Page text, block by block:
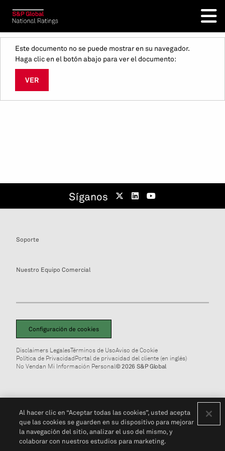
Este documento no se puede mostrar en su navegador.
Haga clic en el botón abajo para ver el documento:
VER
Síganos
Soporte
Nuestro Equipo Comercial
Configuración de cookies
Disclaimers LegalesTérminos de UsoAviso de Cookie
Política de PrivacidadPortal de privacidad del cliente (en inglés)
No Vendan Mi Información Personal© 2026 S&P Global
Al hacer clic en “Aceptar todas las cookies”, usted acepta
que las cookies se guarden en su dispositivo para mejorar
la navegación del sitio, analizar el uso del mismo, y
colaborar con nuestros estudios para marketing.